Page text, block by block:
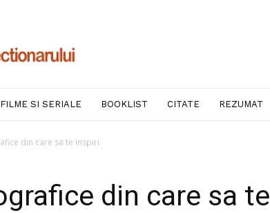
FILME SI SERIALE BOOKLIST CITATE REZUMAT
din care sa te inspiri
din care sa te